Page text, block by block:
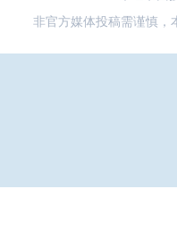
非官方媒体投稿需谨慎，